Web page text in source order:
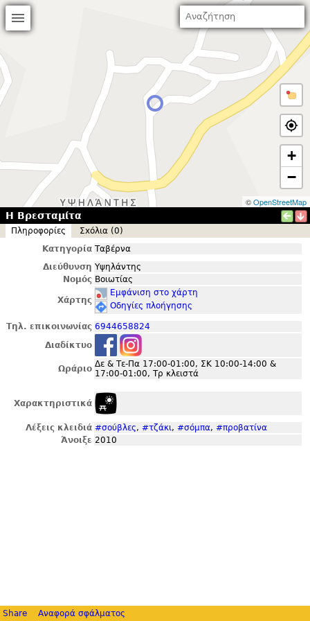
+
−
©OpenStreetMap
Η Βρεσταμίτα
Πληροφορίες
Σxόλια (0)
Κατηγορία Ταβέρνα
Διεύθυνση Υψηλάντης
Νομός Βοιωτίας
Χάρτης
Εμφάνιση στο χάρτη
Οδηγίες πλοήγησης
Τηλ. επικοινωνίας 6944658824
Διαδίκτυο
Ωράριο Δε & Τε-Πα 17:00-01:00, ΣΚ 10:00-14:00 &
17:00-01:00, Τρ κλειστά
Χαρακτηριστικά
Λέξεις κλειδιά #σούβλες, #τζάκι, #σόμπα, #προβατίνα
Άνοιξε 2010
Share Αναφορά σφάλματος